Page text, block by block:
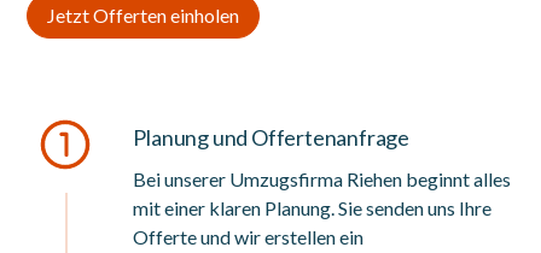
Jetzt Offerten einholen
Planung und Offertenanfrage
Bei unserer Umzugsfirma Riehen beginnt alles
mit einer klaren Planung. Sie senden uns Ihre
Offerte und wir erstellen ein